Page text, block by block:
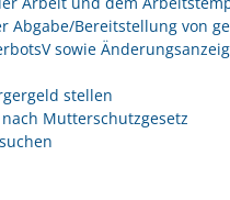
Abgabe/Bereitstellung von
sowie
stellen
Mutterschutzgesetz